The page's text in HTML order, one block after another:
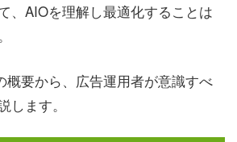
、AIOを理解し最適化することは
概要から、広告運用者が意識すべ
します。